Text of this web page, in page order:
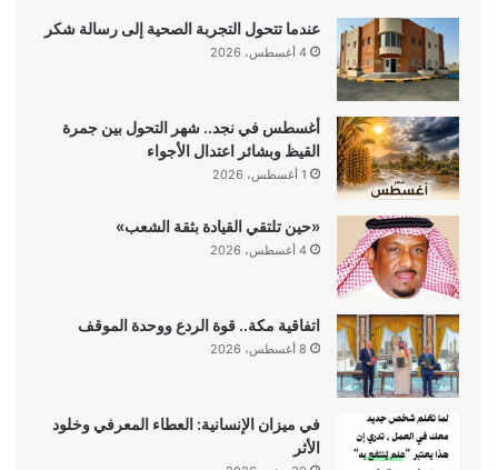
عندما تتحول التجربة الصحية إلى رسالة شكر
4 أغسطس، 2026
أغسطس في نجد.. شهر التحول بين جمرة
القيظ وبشائر اعتدال الأجواء
1 أغسطس، 2026
«حين تلتقي القيادة بثقة الشعب»
4 أغسطس، 2026
اتفاقية مكة.. قوة الردع ووحدة الموقف
8 أغسطس، 2026
في ميزان الإنسانية: العطاء المعرفي وخلود
الأثر